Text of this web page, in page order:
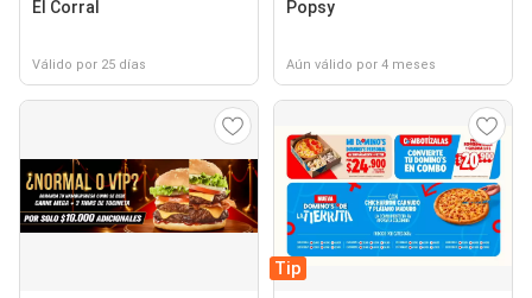
El Corral
Válido por 25 días
Popsy
Aún válido por 4 meses
Tip